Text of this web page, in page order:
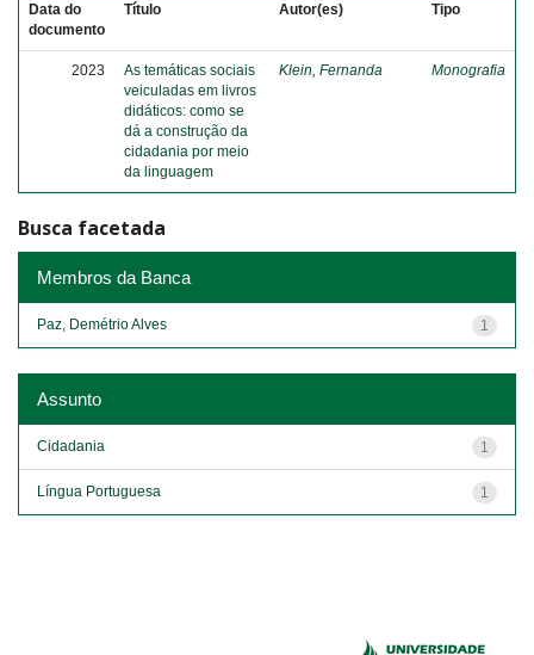
Data do
documento
Título Autor(es) Tipo
2023
As temáticas sociais
veiculadas em livros
didáticos: como se
dá a construção da
cidadania por meio
da linguagem
Klein, Fernanda Monografia
Busca facetada
Membros da Banca
1
Paz, Demétrio Alves
Assunto
1
Cidadania
1
Língua Portuguesa